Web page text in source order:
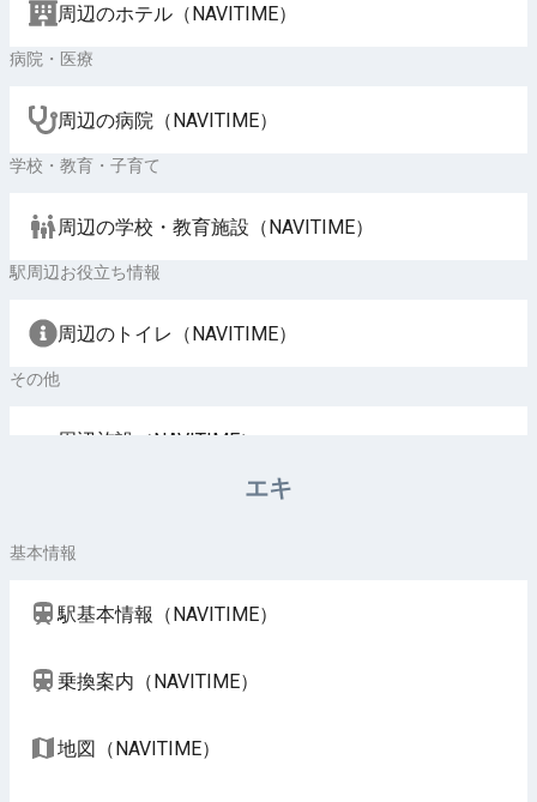
周辺のホテル（NAVITIME）
病院・医療
周辺の病院（NAVITIME）
学校・教育・子育て
周辺の学校・教育施設（NAVITIME）
駅周辺お役立ち情報
周辺のトイレ（NAVITIME）
その他
周辺施設（NAVITIME）
エキ
基本情報
駅基本情報（NAVITIME）
乗換案内（NAVITIME）
地図（NAVITIME）